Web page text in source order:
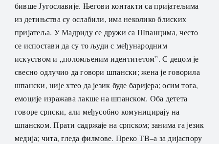
бивше Југославије. Његови контакти са пријатељима
из детињства су ослабили, има неколико блиских
пријатеља. У Мадриду се дружи са Шпанцима, често
се испостави да су то људи с међународним
искуством и „поломљеним идентитетом”. С децом је
свесно одлучио да говори шпански; жена је говорила
шпански, није хтео да језик буде баријера; осим тога,
емоције изражава лакше на шпанском. Оба детета
говоре српски, али међусобно комуницирају на
шпанском. Прати садржаје на српском; занима га језик
медија; чита, гледа филмове. Преко ТВ–а за дијаспору